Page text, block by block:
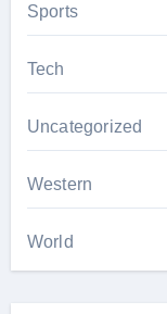
Sports
Tech
Uncategorized
Western
World